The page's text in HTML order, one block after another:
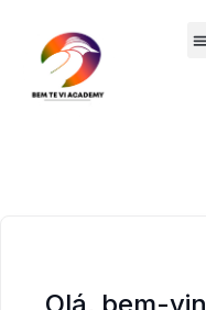
Olá, bem-